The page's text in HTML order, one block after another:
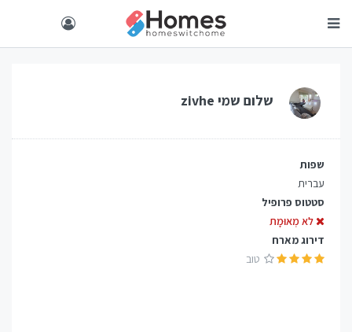
שלום שמי
שפות
עברית
סטטוס פרופיל
לא מְאוּמָת
דירוג מארח
טוב